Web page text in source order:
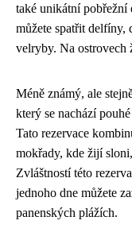
také unikátní pobřežní
můžete spatřit delfíny,
velryby. Na ostrovech
Méně známý, ale
který se nachází
Tato rezervace
mokřady, kde žijí
Zvláštností této
jednoho dne můžete
panenských plážích.